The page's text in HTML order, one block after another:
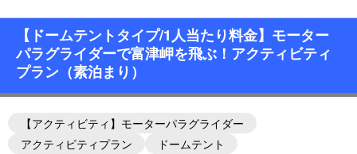
【ドームテントタイプ/1人当たり料金】モーター
パラグライダーで富津岬を飛ぶ！アクティビティ
プラン（素泊まり）
【アクティビティ】モーターパラグライダー
アクティビティプラン
ドームテント